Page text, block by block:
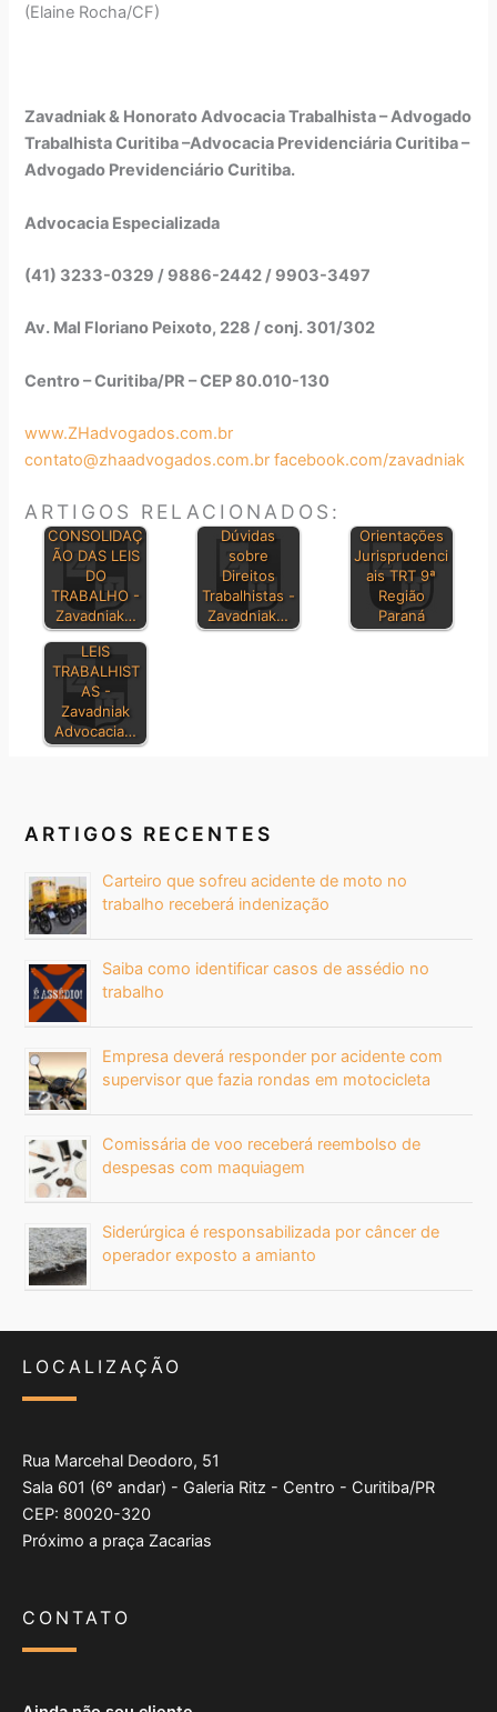
(Elaine Rocha/CF)
Zavadniak & Honorato Advocacia Trabalhista – Advogado
Trabalhista Curitiba –Advocacia Previdenciária Curitiba –
Advogado Previdenciário Curitiba.
Advocacia Especializada
(41) 3233-0329 / 9886-2442 / 9903-3497
Av. Mal Floriano Peixoto, 228 / conj. 301/302
Centro – Curitiba/PR – CEP 80.010-130
www.ZHadvogados.com.br
contato@zhaadvogados.com.br facebook.com/zavadniak
ARTIGOS RELACIONADOS:
CONSOLIDAÇ
ÃO DAS LEIS
DO
TRABALHO -
Zavadniak…
Dúvidas
sobre
Direitos
Trabalhistas -
Zavadniak…
Orientações
Jurisprudenci
ais TRT 9ª
Região
Paraná
PRINCIPAIS
LEIS
TRABALHIST
AS -
Zavadniak
Advocacia…
ARTIGOS RECENTES
Carteiro que sofreu acidente de moto no
trabalho receberá indenização
Saiba como identificar casos de assédio no
trabalho
Empresa deverá responder por acidente com
supervisor que fazia rondas em motocicleta
Comissária de voo receberá reembolso de
despesas com maquiagem
Siderúrgica é responsabilizada por câncer de
operador exposto a amianto
LOCALIZAÇÃO
Rua Marcehal Deodoro, 51
Sala 601 (6º andar) - Galeria Ritz - Centro - Curitiba/PR
CEP: 80020-320
Próximo a praça Zacarias
CONTATO